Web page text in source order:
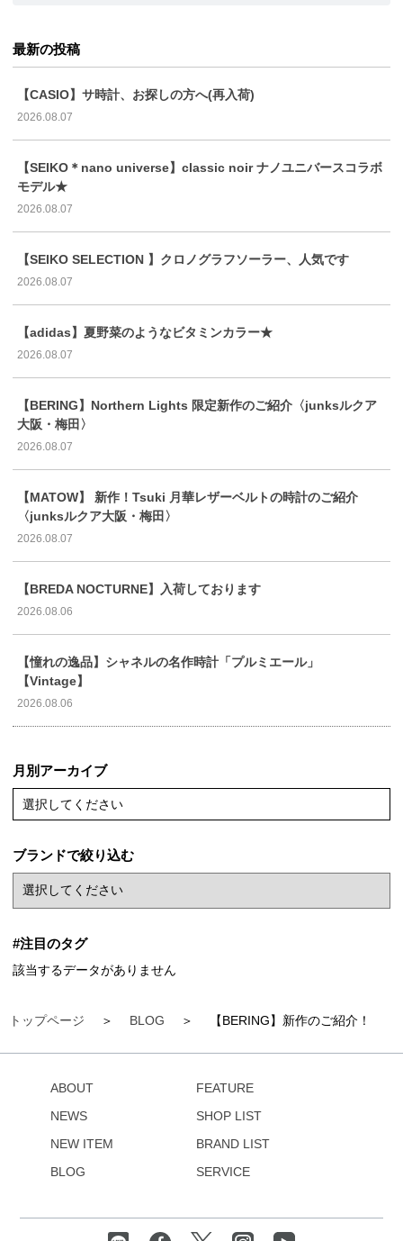
トップページ BLOG 【BERING】新作のご紹介！
最新の投稿
【CASIO】サ時計、お探しの方へ(再入荷)
2026.08.07
【SEIKO＊nano universe】classic noir ナノユニバースコラボ
モデル★
2026.08.07
【SEIKO SELECTION 】クロノグラフソーラー、人気です
2026.08.07
【adidas】夏野菜のようなビタミンカラー★
2026.08.07
【BERING】Northern Lights 限定新作のご紹介〈junksルクア
大阪・梅田〉
2026.08.07
【MATOW】 新作！Tsuki 月華レザーベルトの時計のご紹介
〈junksルクア大阪・梅田〉
2026.08.07
【BREDA NOCTURNE】入荷しております
2026.08.06
【憧れの逸品】シャネルの名作時計「プルミエール」
【Vintage】
2026.08.06
月別アーカイブ
選択してください
ブランドで絞り込む
#注目のタグ
該当するデータがありません
ABOUT
NEWS
NEW ITEM
BLOG
FEATURE
SHOP LIST
BRAND LIST
SERVICE